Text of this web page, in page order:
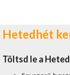
Hetedhét
Töltsd le a